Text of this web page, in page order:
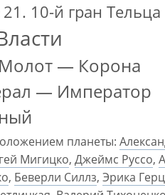
10-й гран Тельца
— Корона
— Император
планеты:
Мигицко, Джеймс Руссо,
, Беверли Силлз, Эрика